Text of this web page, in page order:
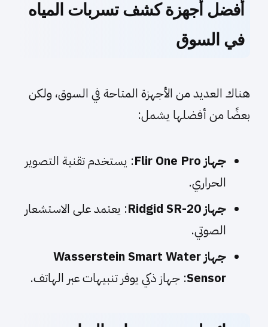
أفضل أجهزة كشف تسربات المياه
في السوق
هناك العديد من الأجهزة المتاحة في السوق، ولكن
بعضًا من أفضلها يشمل:
جهاز Flir One Pro
: يستخدم تقنية التصوير
الحراري.
جهاز Ridgid SR-20
: يعتمد على الاستشعار
الصوتي.
جهاز Wasserstein Smart Water
Sensor: جهاز ذكي يوفر تنبيهات عبر الهاتف.